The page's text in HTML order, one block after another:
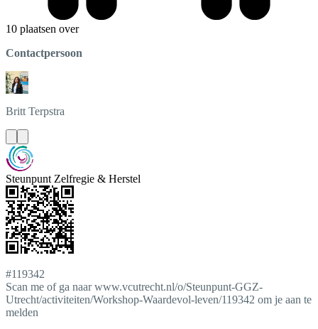
10 plaatsen over
Contactpersoon
Britt Terpstra
Steunpunt Zelfregie & Herstel
#119342
Scan me of ga naar www.vcutrecht.nl/o/Steunpunt-GGZ-
Utrecht/activiteiten/Workshop-Waardevol-leven/119342 om je aan te
melden